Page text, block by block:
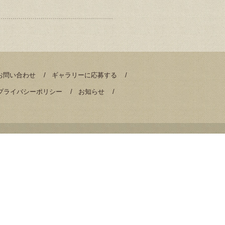
問い合わせ ギャラリーに応募する
ライバシーポリシー お知らせ